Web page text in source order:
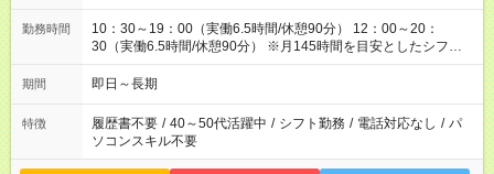
勤務時間
10：30～19：00（実働6.5時間/休憩90分） 12：00～20：
30（実働6.5時間/休憩90分） ※月145時間を目安としたシフトと
なります。
期間 即日～長期
特徴 履歴書不要 / 40～50代活躍中 / シフト勤務 / 電話対応なし / パ
ソコンスキル不要